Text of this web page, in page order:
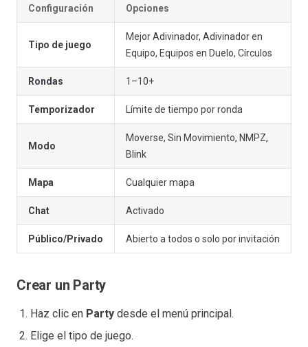
Configuración Opciones
Tipo de juego
Mejor Adivinador, Adivinador en
Equipo, Equipos en Duelo, Círculos
Rondas 1–10+
Temporizador Límite de tiempo por ronda
Modo
Moverse, Sin Movimiento, NMPZ,
Blink
Mapa Cualquier mapa
Chat Activado
Público/Privado Abierto a todos o solo por invitación
Crear un Party
Haz clic en Party desde el menú principal.
Elige el tipo de juego.